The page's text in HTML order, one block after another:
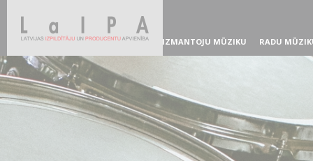
IZMANTOJU MŪZIKU RADU